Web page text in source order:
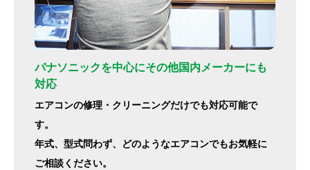
パナソニックを中心にその他国内メーカーにも
対応
エアコンの修理・クリーニングだけでも対応可能で
す。
年式、型式問わず、どのようなエアコンでもお気軽に
ご相談ください。